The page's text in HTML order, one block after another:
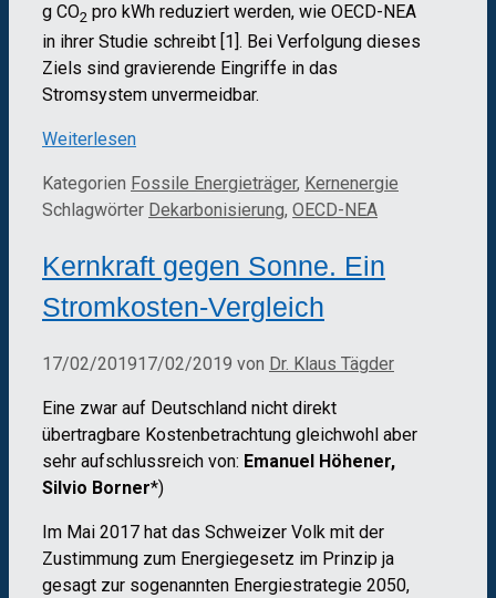
g CO2 pro kWh reduziert werden, wie OECD-NEA
in ihrer Studie schreibt [1]. Bei Verfolgung dieses
Ziels sind gravierende Eingriffe in das
Stromsystem unvermeidbar.
Weiterlesen
Kategorien Fossile Energieträger, Kernenergie
Schlagwörter Dekarbonisierung, OECD-NEA
Kernkraft gegen Sonne. Ein
Stromkosten-Vergleich
17/02/201917/02/2019 von Dr. Klaus Tägder
Eine zwar auf Deutschland nicht direkt
übertragbare Kostenbetrachtung gleichwohl aber
sehr aufschlussreich von: Emanuel Höhener,
Silvio Borner*)
Im Mai 2017 hat das Schweizer Volk mit der
Zustimmung zum Energiegesetz im Prinzip ja
gesagt zur sogenannten Energiestrategie 2050,